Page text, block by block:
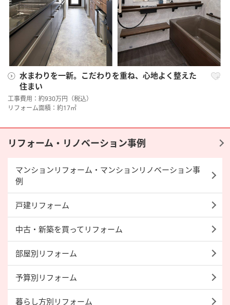
水まわりを一新。こだわりを重ね、心地よく整えた
住まい
工事費用：約930万円（税込）
リフォーム面積：約17㎡
リフォーム・リノベーション事例
マンションリフォーム・マンションリノベーション事
例
戸建リフォーム
中古・新築を買ってリフォーム
部屋別リフォーム
予算別リフォーム
暮らし方別リフォーム